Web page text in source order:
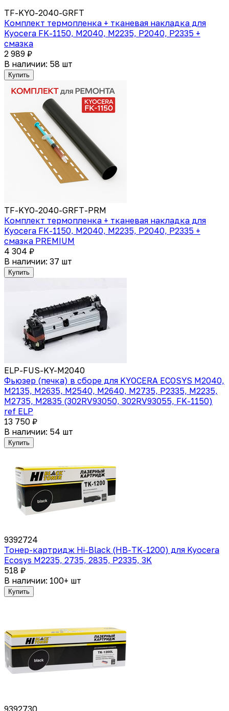
TF-KYO-2040-GRFT
Комплект термопленка + тканевая накладка для
Kyocera FK-1150, M2040, M2235, P2040, P2335 +
смазка
2 989 ₽
В наличии: 58 шт
Купить
TF-KYO-2040-GRFT-PRM
Комплект термопленка + тканевая накладка для
Kyocera FK-1150, M2040, M2235, P2040, P2335 +
смазка PREMIUM
4 304 ₽
В наличии: 37 шт
Купить
ELP-FUS-KY-M2040
Фьюзер (печка) в сборе для KYOCERA ECOSYS M2040,
M2135, M2635, M2540, M2640, M2735, P2335, M2235,
M2735, M2835 (302RV93050, 302RV93055, FK-1150)
ref ELP
13 750 ₽
В наличии: 54 шт
Купить
9392724
Тонер-картридж Hi-Black (HB-TK-1200) для Kyocera
Ecosys M2235, 2735, 2835, P2335, 3K
518 ₽
В наличии: 100+ шт
Купить